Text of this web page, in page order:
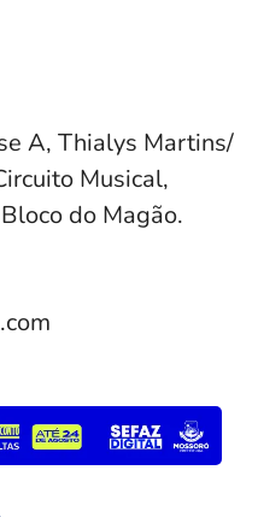
A, Thialys Martins/
Musical,
do Magão.